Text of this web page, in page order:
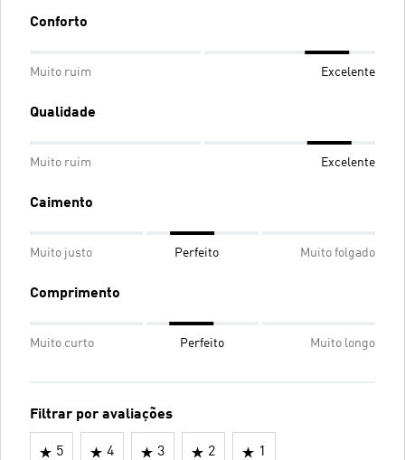
Conforto
Muito ruim Excelente
Qualidade
Muito ruim Excelente
Caimento
Muito justo Perfeito Muito folgado
Comprimento
Muito curto Perfeito Muito longo
Filtrar por avaliações
5 4 3 2 1